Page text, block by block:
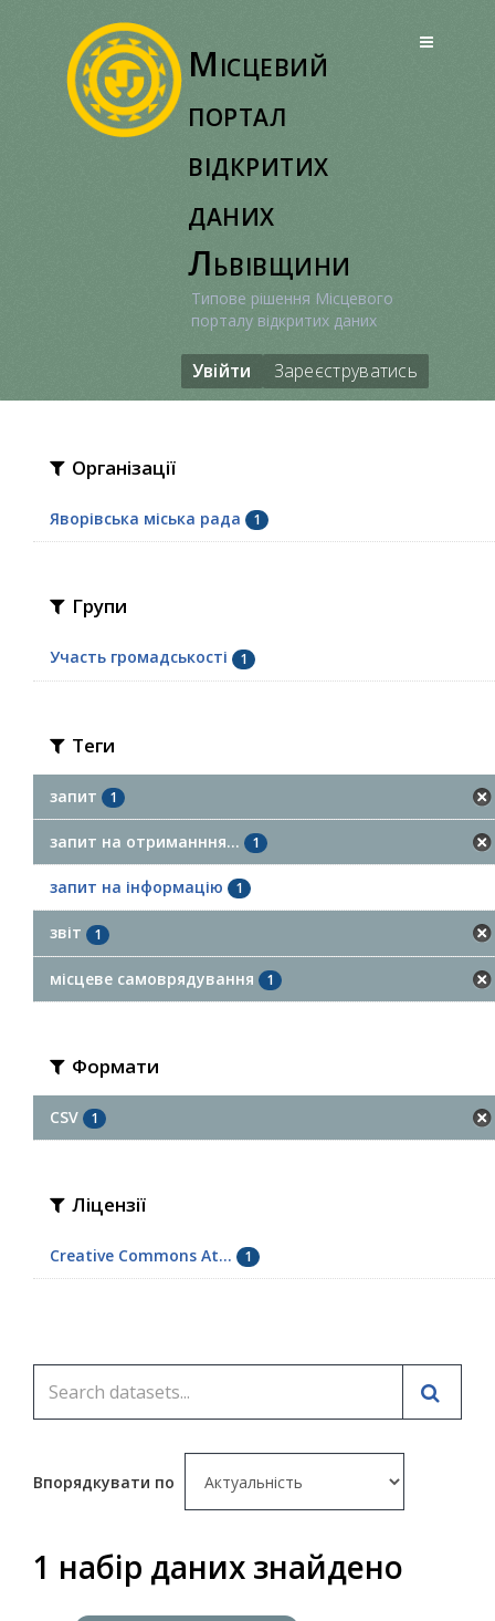
Місцевий
портал
відкритих
даних
Львівщини
Типове рішення Місцевого
порталу відкритих даних
Увійти Зареєструватись
Організації
Яворівська міська рада 1
Групи
Участь громадськості 1
Теги
запит 1
запит на отриманння... 1
запит на інформацію 1
звіт 1
місцеве самоврядування 1
Формати
CSV 1
Ліцензії
Creative Commons At... 1
Впорядкувати по
1 набір даних знайдено